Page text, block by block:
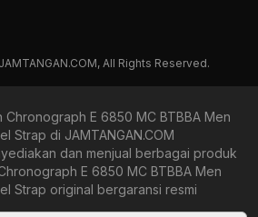
All Rights Reserved.
Chronograph E 6850 MC BTBBA Men
Strap di JAMTANGAN.COM
dan menjual berbagai produk
E 6850 MC BTBBA Men
Strap original bergaransi resmi